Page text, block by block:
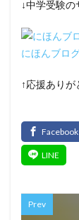
↓中学受験
にほんブロ
↑応援ありが
Prev